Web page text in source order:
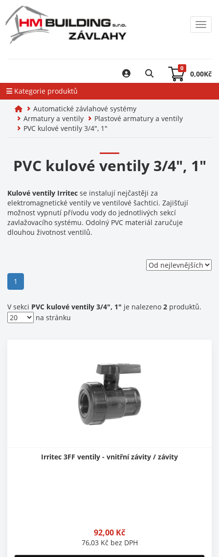
0
0,00Kč
Kategorie produktů
Automatické závlahové systémy
Armatury a ventily
Plastové armatury a ventily
PVC kulové ventily 3/4", 1"
PVC kulové ventily 3/4", 1"
Kulové ventily Irritec se instalují nejčastěji za
elektromagnetické ventily ve ventilové šachtici. Zajišťují
možnost vypnutí přívodu vody do jednotlivých sekcí
zavlažovacího systému. Odolný PVC materiál zaručuje
dlouhou životnost ventilů.
1
V sekci PVC kulové ventily 3/4", 1" je nalezeno 2 produktů.
na stránku
Irritec 3FF ventily - vnitřní závity / závity
92,00 Kč
76,03 Kč bez DPH